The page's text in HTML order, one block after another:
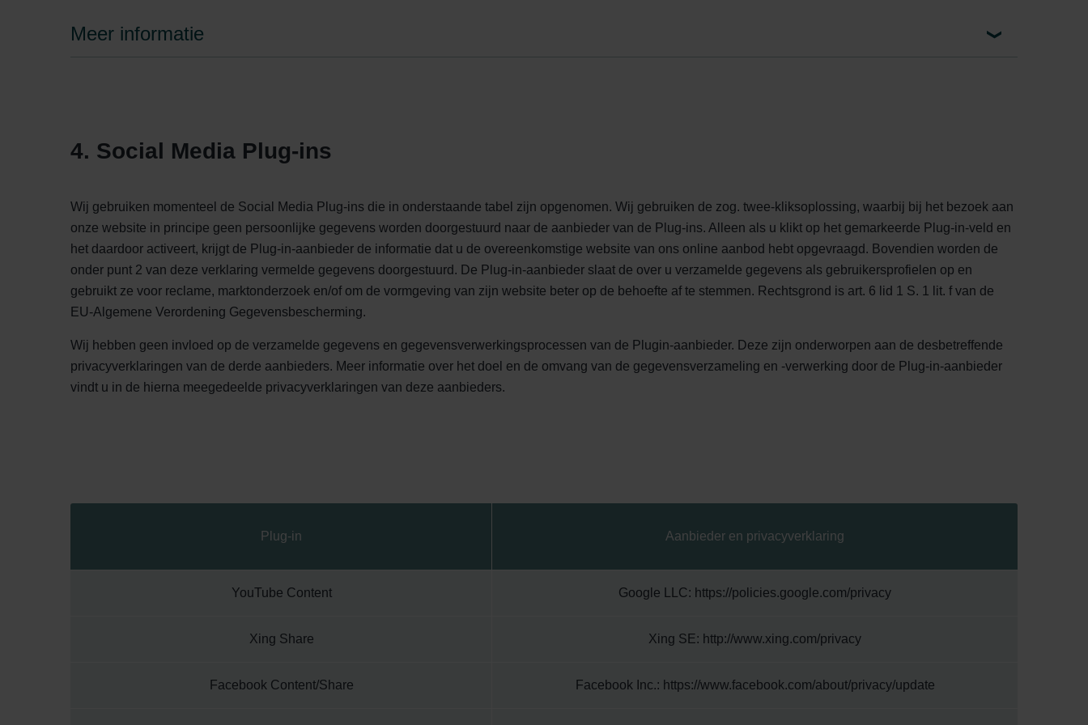
Zehnder Group Sales International: Privacy Policy
Meer informatie
4. Social Media Plug-ins
Wij gebruiken momenteel de Social Media Plug-ins die in onderstaande tabel zijn opgenomen. Wij gebruiken de zog. twee-kliksoplossing, waarbij bij het bezoek aan
onze website in principe geen persoonlijke gegevens worden doorgestuurd naar de aanbieder van de Plug-ins. Alleen als u klikt op het gemarkeerde Plug-in-veld en
het daardoor activeert, krijgt de Plug-in-aanbieder de informatie dat u de overeenkomstige website van ons online aanbod hebt opgevraagd. Bovendien worden de
onder punt 2 van deze verklaring vermelde gegevens doorgestuurd. De Plug-in-aanbieder slaat de over u verzamelde gegevens als gebruikersprofielen op en
gebruikt ze voor reclame, marktonderzoek en/of om de vormgeving van zijn website beter op de behoefte af te stemmen. Rechtsgrond is art. 6 lid 1 S. 1 lit. f van de
EU-Algemene Verordening Gegevensbescherming.
Wij hebben geen invloed op de verzamelde gegevens en gegevensverwerkingsprocessen van de Plugin-aanbieder. Deze zijn onderworpen aan de desbetreffende
privacyverklaringen van de derde aanbieders. Meer informatie over het doel en de omvang van de gegevensverzameling en -verwerking door de Plug-in-aanbieder
vindt u in de hierna meegedeelde privacyverklaringen van deze aanbieders.
Plug-in Aanbieder en privacyverklaring
YouTube Content Google LLC: https://policies.google.com/privacy
Xing Share Xing SE: http://www.xing.com/privacy
Facebook Content/Share Facebook Inc.: https://www.facebook.com/about/privacy/update